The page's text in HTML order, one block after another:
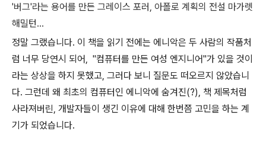
'버그'라는 용어를 만든 그레이스 포러, 아폴로 계획의 전설 마가렛
해밀턴...
정말 그랬습니다. 이 책을 읽기 전에는 에니악은 두 사람의 작품처
럼 너무 당연시 되어, "컴퓨터를 만든 여성 엔지니어"가 있을 것이
라는 상상을 하지 못했고, 그러다 보니 질문도 떠오르지 않았습니
다. 그런데 왜 최초의 컴퓨터인 에니악에 숨겨진(?), 책 제목처럼
사라져버린, 개발자들이 생긴 이유에 대해 한번쯤 고민을 하는 계
기가 되었습니다.